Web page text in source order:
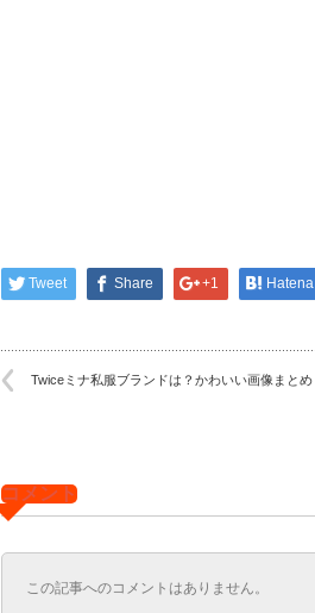
Tweet Share +1 Hatena
Twiceミナ私服ブランドは？かわいい画像まとめ
コメント
この記事へのコメントはありません。